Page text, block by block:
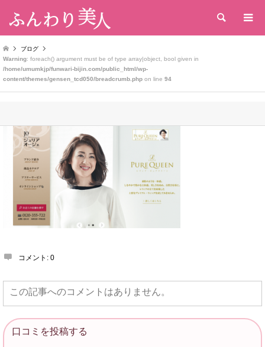
検索
ブログ
Warning: foreach() argument must be of type array|object, bool given in
/home/umumkjp/funwari-bijin.com/public_html/wp-
content/themes/gensen_tcd050/breadcrumb.php on line 94
コメント: 0
この記事へのコメントはありません。
口コミを投稿する